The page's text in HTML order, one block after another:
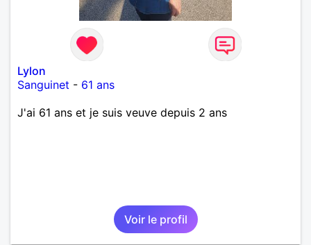
Lylon
Sanguinet - 61 ans
J'ai 61 ans et je suis veuve depuis 2 ans
Voir le profil